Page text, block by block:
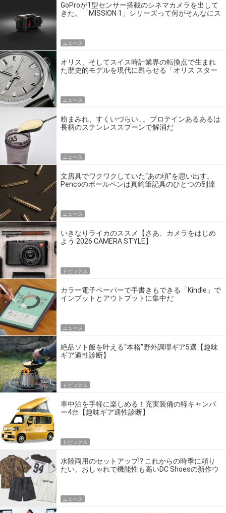
GoProが1型センサー搭載のシネマカメラを出して
きた。「MISSION 1」シリーズって何がそんなにス
ニュース
オリス、そしてスイス時計業界の転換点で生まれ
た歴史的モデルを現代に甦らせる「オリス スター
ニュース
粉まみれ、すくいづらい…。プロテインあるあるは
長柄のステンレススプーンで解消だ
ニュース
文房具でワクワクしていた“あの頃”を思い出す。
Pencoのボールペンは真鍮筆記具のひとつの到達
ニュース
いきなりライカのススメ【さあ、カメラをはじめ
よう 2026 CAMERA STYLE】
トピックス
カラー電子ペーパーで手書きもできる「Kindle」で
インプットとアウトプットに集中だ
ニュース
絶品ソト飯を叶える“本格”野外調理ギア5選【趣味
ギア適性診断】
トピックス
車中泊を手軽に楽しめる！充実装備の軽キャンパ
ー4台【趣味ギア適性診断】
トピックス
水陸両用のセットアップ!? これからの時季に頼り
たい、おしゃれで機能性も高いDC Shoesの新作ウ
ニュース